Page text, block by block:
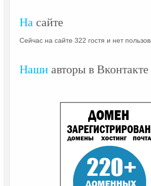
На сайте
Сейчас на сайте 322 гостя и нет
Наши авторы в Вконтакте